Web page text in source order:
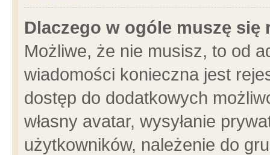
Dlaczego w ogóle muszę się
Możliwe, że nie musisz, to od
wiadomości konieczna jest
dostęp do dodatkowych
własny avatar, wysyłanie
użytkowników, należenie do